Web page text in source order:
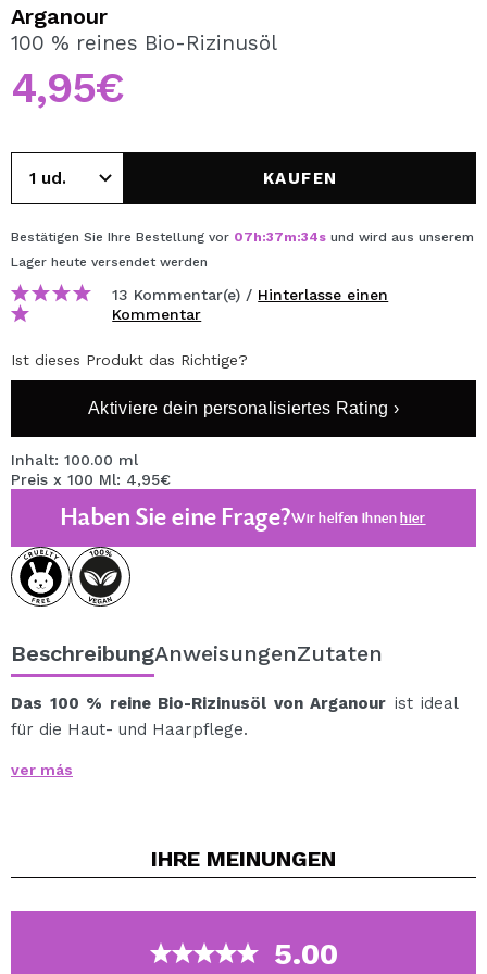
REGISTRIEREN
Durch die Erstellung eines Kontos bei Maquillalia.de
können Sie Ihre Einkäufe schnell tätigen, den Status Ihrer
Arganour
100 % reines Bio-Rizinusöl
4,95€
KAUFEN
Bestätigen Sie Ihre Bestellung vor 07h:37m:34s und wird aus unserem
Lager heute versendet werden
13 Kommentar(e) / Hinterlasse einen
Kommentar
Ist dieses Produkt das Richtige?
Aktiviere dein personalisiertes Rating ›
Inhalt: 100.00 ml
Preis x 100 Ml: 4,95€
Haben Sie eine Frage?Wir helfen Ihnenhier
BeschreibungAnweisungenZutaten
Das 100 % reine Bio-Rizinusöl von Arganour ist ideal
für die Haut- und Haarpflege.
von Augenbrauen und Wimpern hat es zu einem sehr
Natürlich gewonnenes Rizinusöl ist ein hervorragender
Es ist vor allem für seine hervorragenden
Eigenschaften bei der Stärkung und Volumengebung
von Wimpern, Augenbrauen sowie geschädigtem und
ver más
IHRE MEINUNGEN
5.00